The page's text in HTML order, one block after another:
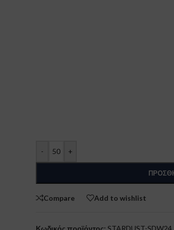
- +
Compare Add to wishlist
Κωδικός προϊόντος: STARDUST-SDW24